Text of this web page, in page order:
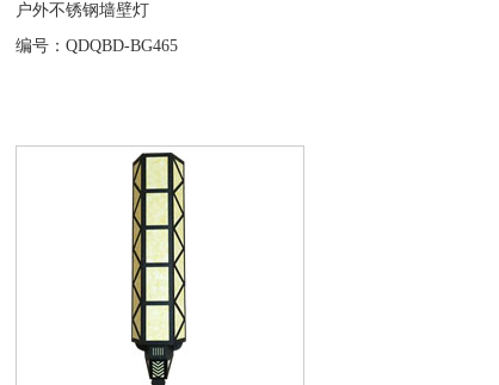
户外不锈钢墙壁灯
编号：QDQBD-BG465